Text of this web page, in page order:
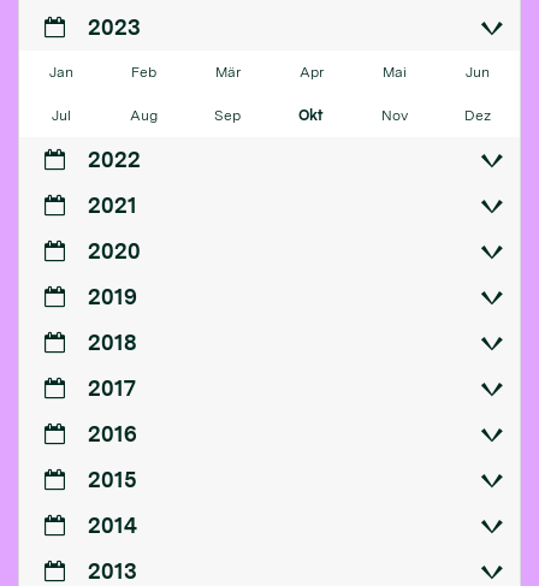
2023
Jan Feb Mär Apr Mai Jun
Jul Aug Sep Okt Nov Dez
2022
2021
2020
2019
2018
2017
2016
2015
2014
2013